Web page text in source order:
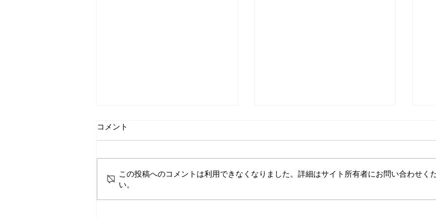
駐在員満足度向上の道しるべ
駐在員満足度向上の道しるべ
駐
コメント
この投稿へのコメントは利用できなくなりました。詳細はサイト所有者にお問い合わせく
い。